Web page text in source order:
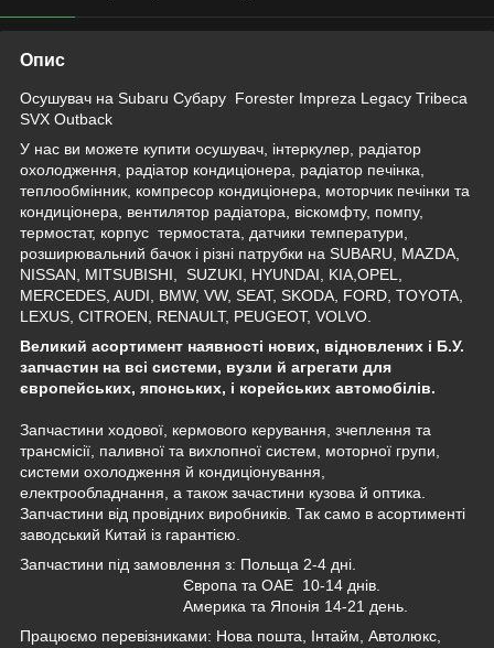
Опис
Осушувач на Subaru Субару Forester Impreza Legacy Tribeca
SVX Outback
У нас ви можете купити осушувач, інтеркулер, радіатор
охолодження, радіатор кондиціонера, радіатор печінка,
теплообмінник, компресор кондиціонера, моторчик печінки та
кондиціонера, вентилятор радіатора, віскомфту, помпу,
термостат, корпус термостата, датчики температури,
розширювальний бачок і різні патрубки на SUBARU, MAZDA,
NISSAN, MITSUBISHI, SUZUKI, HYUNDAI, KIA,OPEL,
MERCEDES, AUDI, BMW, VW, SEAT, SKODA, FORD, TOYOTA,
LEXUS, CITROEN, RENAULT, PEUGEOT, VOLVO.
Великий асортимент наявності нових, відновлених і Б.У.
запчастин на всі системи, вузли й агрегати для
європейських, японських, і корейських автомобілів.
Запчастини ходової, кермового керування, зчеплення та
трансмісії, паливної та вихлопної систем, моторної групи,
системи охолодження й кондиціонування,
електрообладнання, а також зачастини кузова й оптика.
Запчастини від провідних виробників. Так само в асортименті
заводський Китай із гарантією.
Запчастини під замовлення з: Польща 2-4 дні.
Європа та ОАЕ 10-14 днів.
Америка та Японія 14-21 день.
Працюємо перевізниками: Нова пошта, Інтайм, Автолюкс,